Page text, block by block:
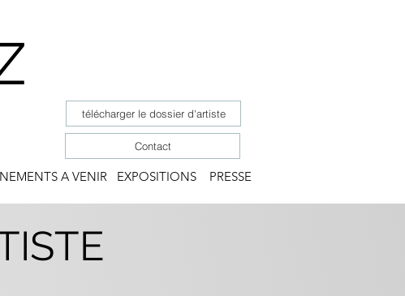
télécharger le dossier d'artiste
Contact
A VENIR EXPOSITIONS PRESSE